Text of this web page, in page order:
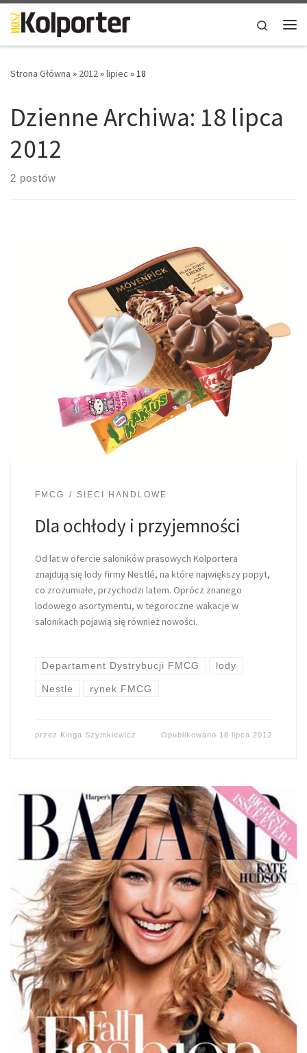
Skip to content
Search
Strona Główna » 2012»lipiec »18
Dzienne Archiwa: 18 lipca
2012
2 postów
FMCG SIECI HANDLOWE
Dla ochłody i przyjemności
Od lat w ofercie saloników prasowych Kolportera
znajdują się lody firmy Nestlé, na które największy popyt,
co zrozumiałe, przychodzi latem. Oprócz znanego
lodowego asortymentu, w tegoroczne wakacje w
salonikach pojawią się również nowości.
Departament Dystrybucji FMCG lody
Nestle rynek FMCG
przez Kinga Szymkiewicz Opublikowano 18 lipca 2012